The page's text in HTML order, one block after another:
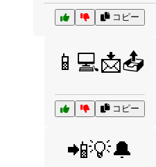
コピー
📱💻📩📤
コピー
📲💡🔔